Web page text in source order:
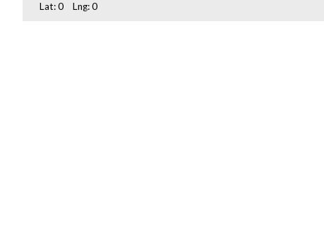
Lat:0 Lng:0